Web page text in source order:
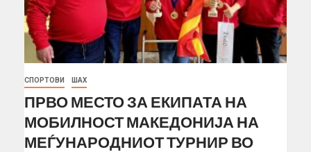
СПОРТОВИ ШАХ
ПРВО МЕСТО ЗА ЕКИПАТА НА
МОБИЛНОСТ МАКЕДОНИЈА НА
МЕЃУНАРОДНИОТ ТУРНИР ВО